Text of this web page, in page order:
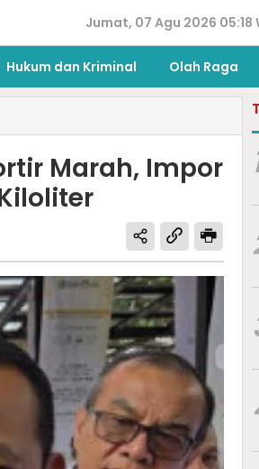
Jumat, 07 Agu 2026 05:18
Hukum dan Kriminal Olah Raga
Marah, Impor